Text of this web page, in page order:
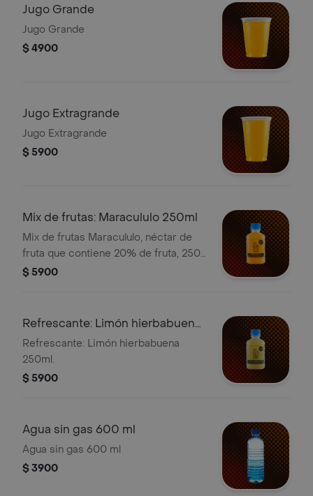
Jugo Grande
Jugo Grande
$ 4900
Jugo Extragrande
Jugo Extragrande
$ 5900
Mix de frutas: Maracululo 250ml
Mix de frutas Maracululo, néctar de
fruta que contiene 20% de fruta, 250
ml.
$ 5900
Refrescante: Limón hierbabuena
250ml
Refrescante: Limón hierbabuena
250ml.
$ 5900
Agua sin gas 600 ml
Agua sin gas 600 ml
$ 3900